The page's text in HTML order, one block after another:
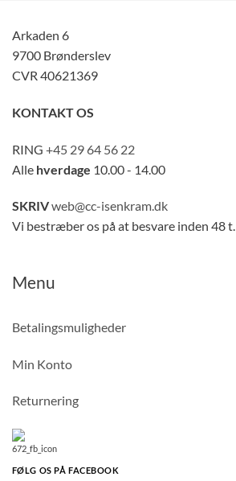
Arkaden 6
9700 Brønderslev
CVR 40621369
KONTAKT OS
RING +45 29 64 56 22
Alle hverdage 10.00 - 14.00
SKRIVweb@cc-isenkram.dk
Vi bestræber os på at besvare inden 48 t.
Menu
Betalingsmuligheder
Min Konto
Returnering
FØLG OS PÅ FACEBOOK